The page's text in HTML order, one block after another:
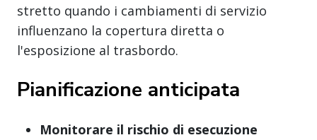
stretto quando i cambiamenti di servizio
influenzano la copertura diretta o
l'esposizione al trasbordo.
Pianificazione anticipata
Monitorare il rischio di esecuzione